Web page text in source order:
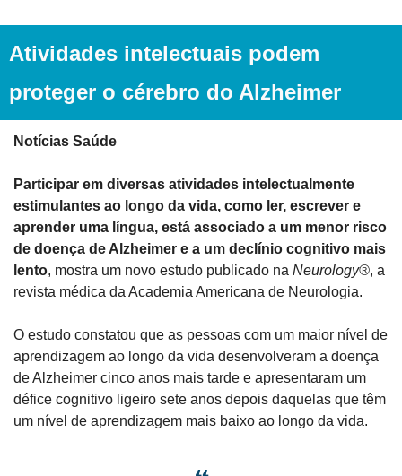
Atividades intelectuais podem
proteger o cérebro do Alzheimer
Notícias Saúde
Participar em diversas atividades intelectualmente
estimulantes ao longo da vida, como ler, escrever e
aprender uma língua, está associado a um menor risco
de doença de Alzheimer e a um declínio cognitivo mais
lento, mostra um novo estudo publicado na Neurology®, a
revista médica da Academia Americana de Neurologia.
O estudo constatou que as pessoas com um maior nível de
aprendizagem ao longo da vida desenvolveram a doença
de Alzheimer cinco anos mais tarde e apresentaram um
défice cognitivo ligeiro sete anos depois daquelas que têm
um nível de aprendizagem mais baixo ao longo da vida.